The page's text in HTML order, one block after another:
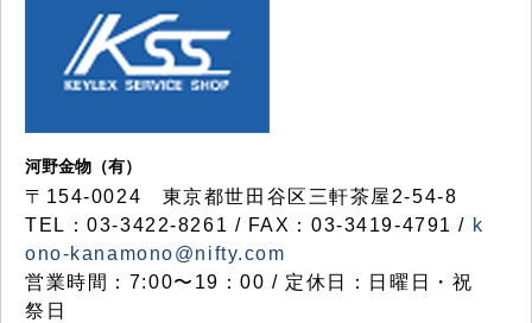
河野金物（有）
〒154-0024 東京都世田谷区三軒茶屋2-54-8
TEL：03-3422-8261 / FAX：03-3419-4791 / k
ono-kanamono@nifty.com
営業時間：7:00〜19：00 / 定休日：日曜日・祝
祭日